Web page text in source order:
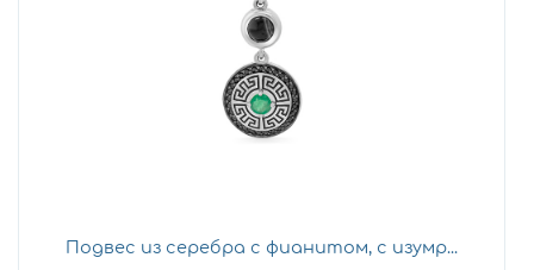
Подвес из серебра с фианитом, с изумр...